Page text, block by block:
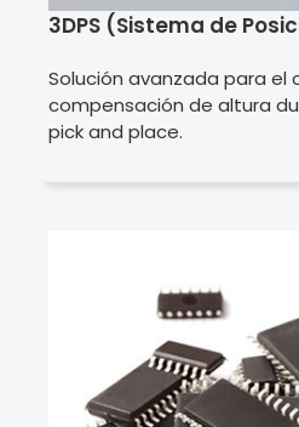
3DPS (Sistema de
Solución avanzada para el
compensación de altura
pick and place.